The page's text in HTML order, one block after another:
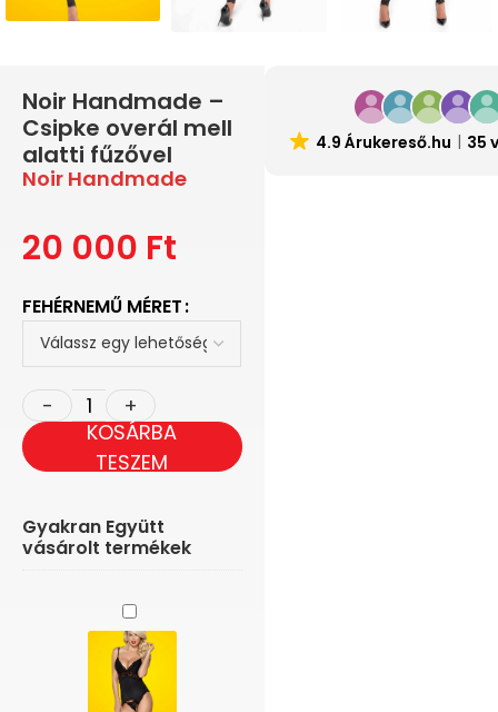
Noir Handmade –
Csipke overál mell
alatti fűzővel
Noir Handmade
20 000 Ft
FEHÉRNEMŰ MÉRET
KOSÁRBA
TESZEM
Gyakran Együtt
vásárolt termékek
Obsessive
810-
Cor-
1
-
4.9 Árukereső.hu 35